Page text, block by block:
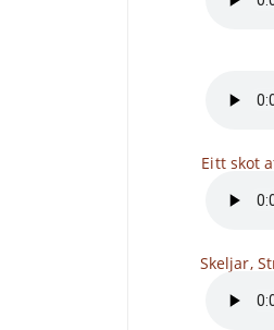
Eitt skot
Skeljar,